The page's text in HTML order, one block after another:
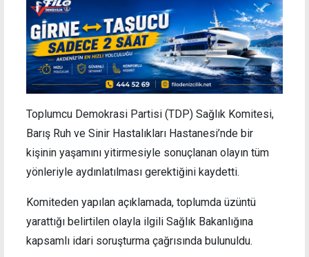
Toplumcu Demokrasi Partisi (TDP) Sağlık Komitesi,
Barış Ruh ve Sinir Hastalıkları Hastanesi’nde bir
kişinin yaşamını yitirmesiyle sonuçlanan olayın tüm
yönleriyle aydınlatılması gerektiğini kaydetti.
Komiteden yapılan açıklamada, toplumda üzüntü
yarattığı belirtilen olayla ilgili Sağlık Bakanlığına
kapsamlı idari soruşturma çağrısında bulunuldu.